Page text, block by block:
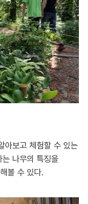
아보고 체험할 수 있는
는 나무의 특징을
볼 수 있다.